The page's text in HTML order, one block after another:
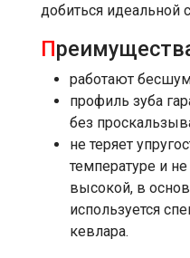
добиться идеальной
П
работают
профиль зуба
без
не теряет
температуре и не
высокой, в
используется
кевлара.